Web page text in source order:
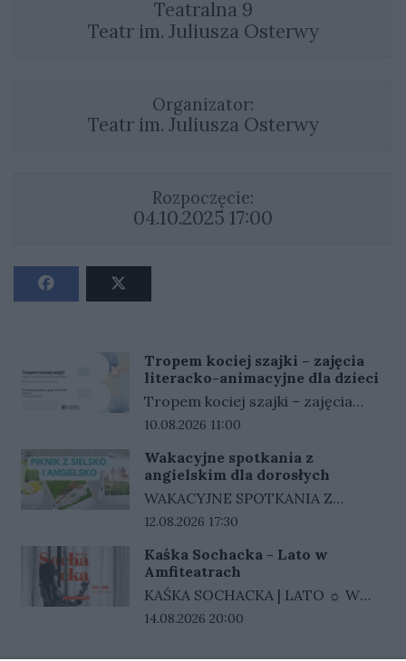
Teatralna 9
Teatr im. Juliusza Osterwy
Organizator:
Teatr im. Juliusza Osterwy
Rozpoczęcie:
04.10.2025 17:00
Tropem kociej szajki – zajęcia
literacko-animacyjne dla dzieci
Tropem kociej szajki – zajęcia
literacko-animacyjne dla
godz. 11.00–12.00Lokalizacja: Filia
nr 4, ul. Słoneczna 62 A
Data rozpoczęcia wydarzenia:
10.08.2026 11:00
Wakacyjne spotkania z
angielskim dla dorosłych
WAKACYJNE SPOTKANIA Z
ANGIELSKIMDLA KOGO? Te
w końcu zacząć mówić i
przełamać barierę językową, ale
stresują się mówieniem. Znam to i
właśnie dlatego stworzyłam
Data rozpoczęcia wydarzenia:
12.08.2026 17:30
Kaśka Sochacka - Lato w
Amfiteatrach
KAŚKA SOCHACKA | LATO ☼ W
AMFITEATRACH14.08.2026 |
Data rozpoczęcia wydarzenia:
14.08.2026 20:00